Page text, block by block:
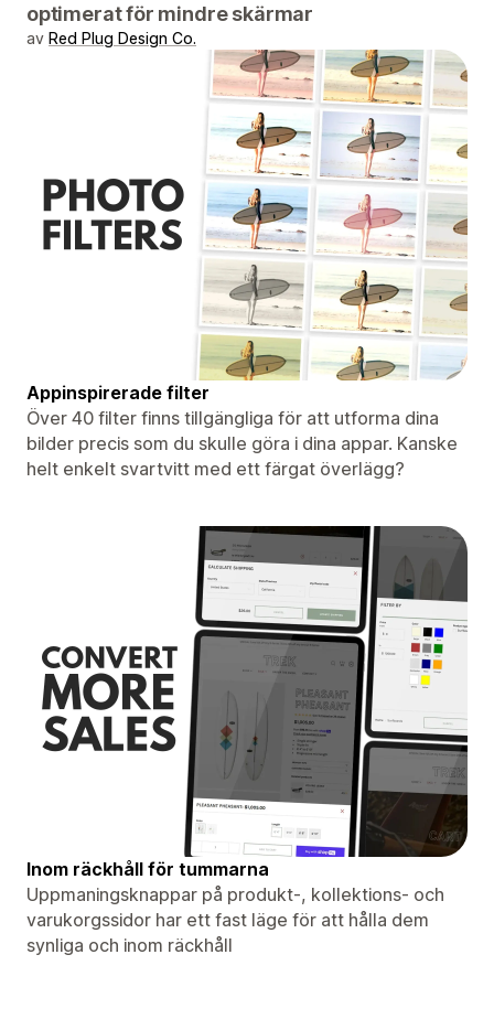
optimerat för mindre skärmar
av Red Plug Design Co.
Appinspirerade filter
Över 40 filter finns tillgängliga för att utforma dina
bilder precis som du skulle göra i dina appar. Kanske
helt enkelt svartvitt med ett färgat överlägg?
Inom räckhåll för tummarna
Uppmaningsknappar på produkt-, kollektions- och
varukorgssidor har ett fast läge för att hålla dem
synliga och inom räckhåll